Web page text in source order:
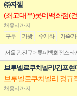
㈜지젤
채용시까지
구두 가방 수제화 가죽
서울 광진구 > 롯데백화점스타
브루넬로쿠치넬리/김포현
브루넬로쿠치넬리 정규
채용시까지